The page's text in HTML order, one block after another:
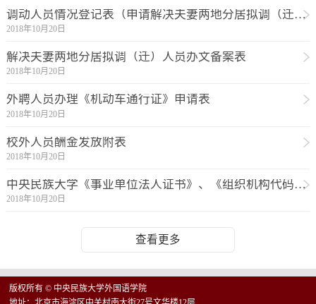
调动人员情况登记表（申请解决夫妻两地分居拟调（迁）人员用）
2018年10月20日
解决夫妻两地分居拟调（迁）人员办文备案表
2018年10月20日
外聘人员办理《机动车通行证》申请表
2018年10月20日
校外人员酬金发放附表
2018年10月20日
中央民族大学《事业单位法人证书》、《组织机构代码证》使用申请表
2018年10月20日
查看更多
版权所有 © 中央民族大学外国语学院